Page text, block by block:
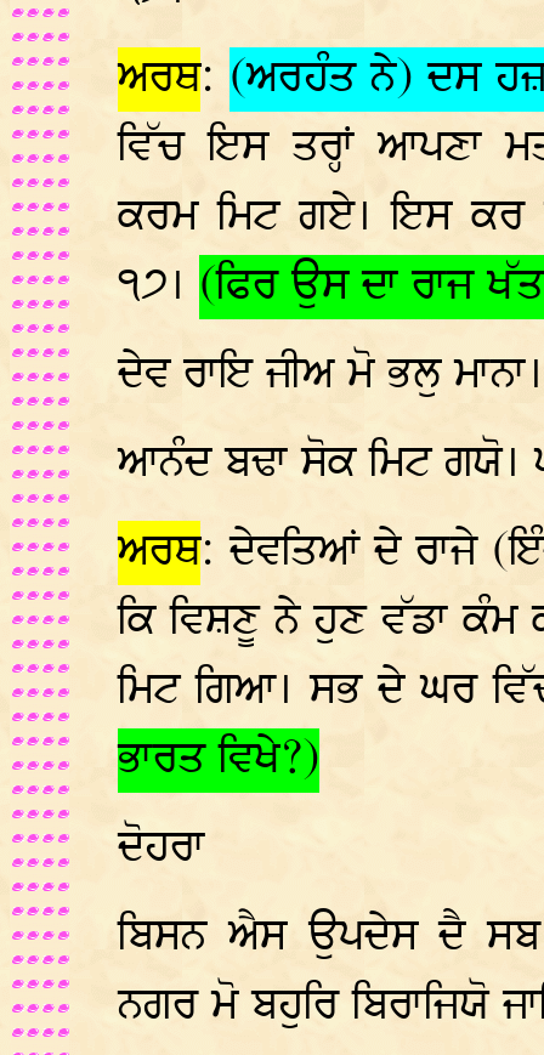
ਅਰਥ: (ਅਰਹੰਤ ਨੇ) ਦਸ
ਵਿੱਚ ਇਸ ਤਰ੍ਹਾਂ ਆਪਣਾ
ਕਰਮ ਮਿਟ ਗਏ। ਇਸ ਕਰ
੧੭। (ਫਿਰ ਉਸ ਦਾ ਰਾਜ
ਦੇਵ ਰਾਇ ਜੀਅ ਮੋ ਭਲੁ
ਆਨੰਦ ਬਢਾ ਸੋਕ ਮਿਟ ਗਯੋ।
ਅਰਥ: ਦੇਵਤਿਆਂ ਦੇ ਰਾਜੇ
ਕਿ ਵਿਸ਼ਣੂ ਨੇ ਹੁਣ ਵੱਡਾ
ਮਿਟ ਗਿਆ। ਸਭ ਦੇ ਘਰ
ਭਾਰਤ ਵਿਖੇ?)
ਦੋਹਰਾ
ਬਿਸਨ ਐਸ ਉਪਦੇਸ ਦੈ ਸਬ
ਨਗਰ ਮੋ ਬਹੁਰਿ ਬਿਰਾਜਿਯੋ